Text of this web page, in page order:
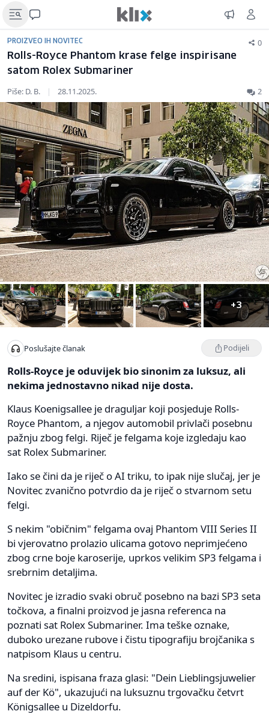
PROIZVEO IH NOVITEC 0
Rolls-Royce Phantom krase felge inspirisane
satom Rolex Submariner
Piše: D. B. | 28.11.2025. 2
+3
Poslušajte članak Podijeli
Rolls-Royce je oduvijek bio sinonim za luksuz, ali
nekima jednostavno nikad nije dosta.
Klaus Koenigsallee je draguljar koji posjeduje Rolls-
Royce Phantom, a njegov automobil privlači posebnu
pažnju zbog felgi. Riječ je felgama koje izgledaju kao
sat Rolex Submariner.
Iako se čini da je riječ o AI triku, to ipak nije slučaj, jer je
Novitec zvanično potvrdio da je riječ o stvarnom setu
felgi.
S nekim "običnim" felgama ovaj Phantom VIII Series II
bi vjerovatno prolazio ulicama gotovo neprimjećeno
zbog crne boje karoserije, uprkos velikim SP3 felgama i
srebrnim detaljima.
Novitec je izradio svaki obruč posebno na bazi SP3 seta
točkova, a finalni proizvod je jasna referenca na
poznati sat Rolex Submariner. Ima teške oznake,
duboko urezane rubove i čistu tipografiju brojčanika s
natpisom Klaus u centru.
Na sredini, ispisana fraza glasi: "Dein Lieblingsjuwelier
auf der Kö", ukazujući na luksuznu trgovačku četvrt
Königsallee u Dizeldorfu.